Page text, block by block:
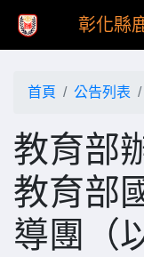
彰化縣
首頁 公告列表
教育部
教育部
導團（